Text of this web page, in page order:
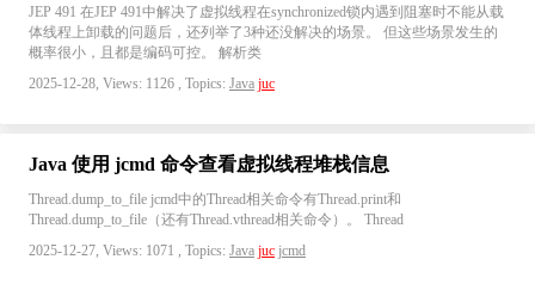
JEP 491 在JEP 491中解决了虚拟线程在synchronized锁内遇到阻塞时不能从载
体线程上卸载的问题后，还列举了3种还没解决的场景。 但这些场景发生的
概率很小，且都是编码可控。 解析类
2025-12-28, Views: 1126 , Topics: Java juc
Java 使用 jcmd 命令查看虚拟线程堆栈信息
Thread.dump_to_file jcmd中的Thread相关命令有Thread.print和
Thread.dump_to_file（还有Thread.vthread相关命令）。 Thread
2025-12-27, Views: 1071 , Topics: Java juc jcmd